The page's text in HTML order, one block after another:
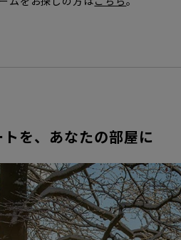
を、あなたの部屋に